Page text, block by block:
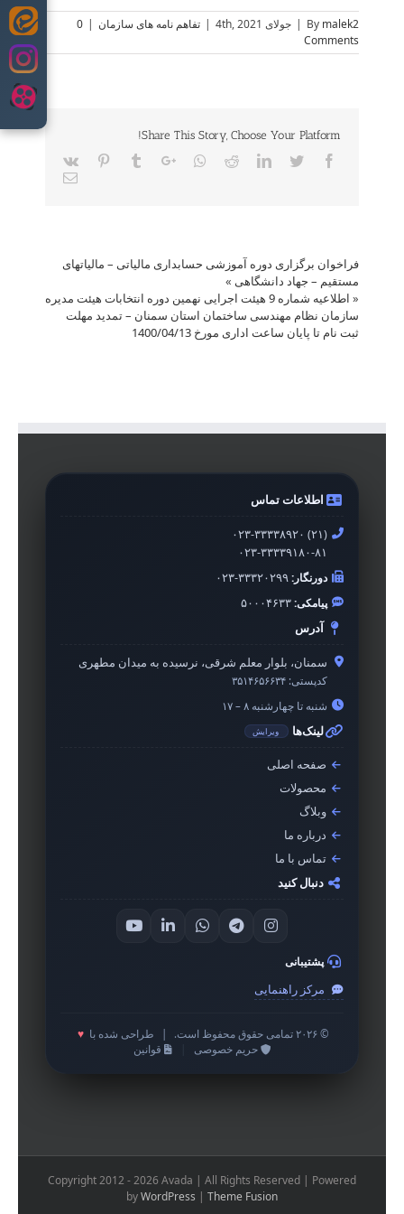
Skip
By malek2
| جولای 4th, 2021 | تفاهم نامه های سازمان |
0
Comments
Share This Story, Choose Your Platform!
Facebook
Twitter
LinkedIn
Reddit
Whatsapp
Google+
Tumblr
Pinterest
Vk
Email
فراخوان برگزاری دوره آموزشی حسابداری مالیاتی – مالیاتهای
مستقیم – جهاد دانشگاهی »
«
اطلاعیه شماره 9 هیئت اجرایی نهمین دوره انتخابات هیئت مدیره
سازمان نظام مهندسی ساختمان استان سمنان – تمدید مهلت
ثبت نام تا پایان ساعت اداری مورخ 1400/04/13
اطلاعات تماس
۰۲۳-۳۳۳۳۸۹۲۰ (۲۱)
۰۲۳-۳۳۳۳۹۱۸۰-۸۱
دورنگار:۰۲۳-۳۳۳۲۰۲۹۹
پیامکی:۵۰۰۰۴۶۳۳
آدرس
سمنان، بلوار معلم شرقی، نرسیده به میدان مطهری
کدپستی: ۳۵۱۴۶۵۶۶۳۴
شنبه تا چهارشنبه ۸ – ۱۷
لینک‌ها ویرایش
صفحه اصلی
محصولات
وبلاگ
درباره ما
تماس با ما
دنبال کنید
پشتیبانی
مرکز راهنمایی
© ۲۰۲۶ تمامی حقوق محفوظ است. طراحی شده با ♥
حریم خصوصی
قوانین
Copyright 2012 - 2026 Avada | All Rights Reserved | Powered
byWordPress | Theme Fusion